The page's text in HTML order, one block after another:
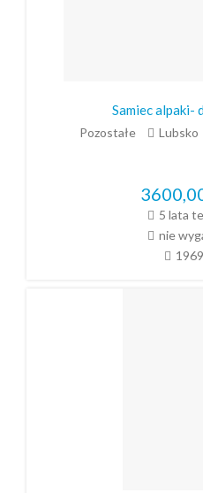
Samiec alpaki-
Pozostałe Lubsko
5 lata
nie
1969